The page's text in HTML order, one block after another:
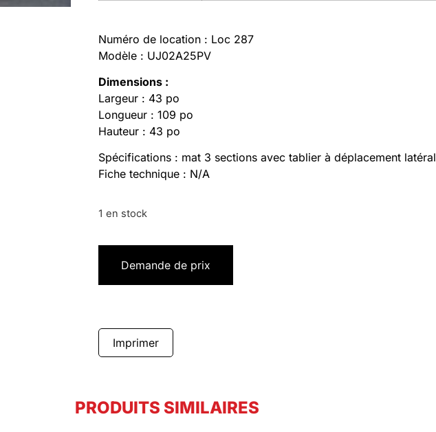
Numéro de location : Loc 287
Modèle : UJ02A25PV
Dimensions :
Largeur : 43 po
Longueur : 109 po
Hauteur : 43 po
Spécifications : mat 3 sections avec tablier à déplacement latéral
Fiche technique : N/A
1 en stock
Demande de prix
Imprimer
PRODUITS SIMILAIRES